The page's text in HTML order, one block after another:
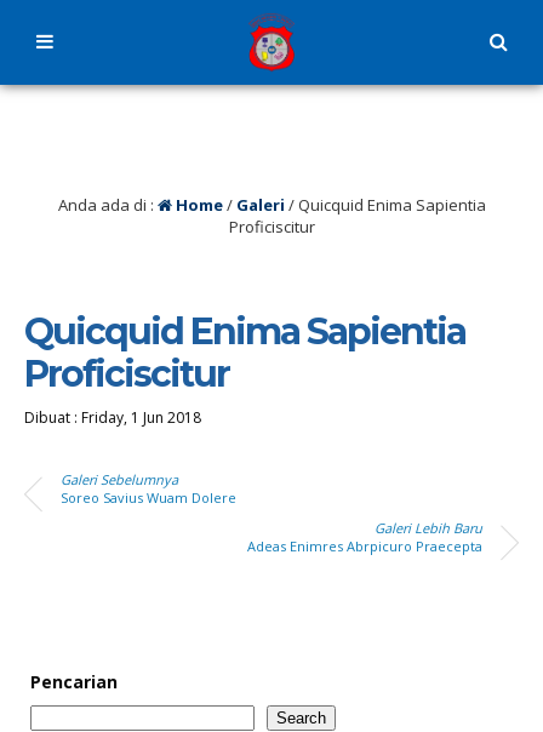
Anda ada di : Home/ Galeri /Quicquid Enima Sapientia
Proficiscitur
Quicquid Enima Sapientia
Proficiscitur
Dibuat : Friday, 1 Jun 2018
Galeri Sebelumnya
Soreo Savius Wuam Dolere
Galeri Lebih Baru
Adeas Enimres Abrpicuro Praecepta
Pencarian
Search